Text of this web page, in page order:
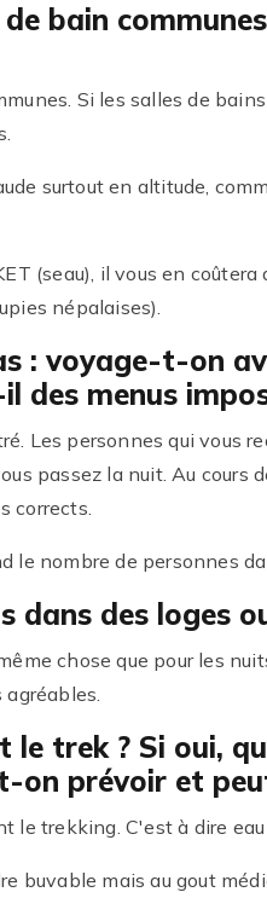
bain
Si les salles de
surtout en altitude,
(seau), il vous en
népalaises).
: voyage-t-on
des menus
Les personnes qui vous
passez la nuit. Au cours
corrects.
le nombre de personnes
dans des loges
chose que pour les
le trek ? Si oui,
on prévoir et
le trekking. C'est à dire
buvable mais au gout